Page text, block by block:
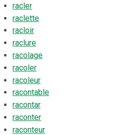
racler
raclette
racloir
raclure
racolage
racoler
racoleur
racontable
racontar
raconter
raconteur